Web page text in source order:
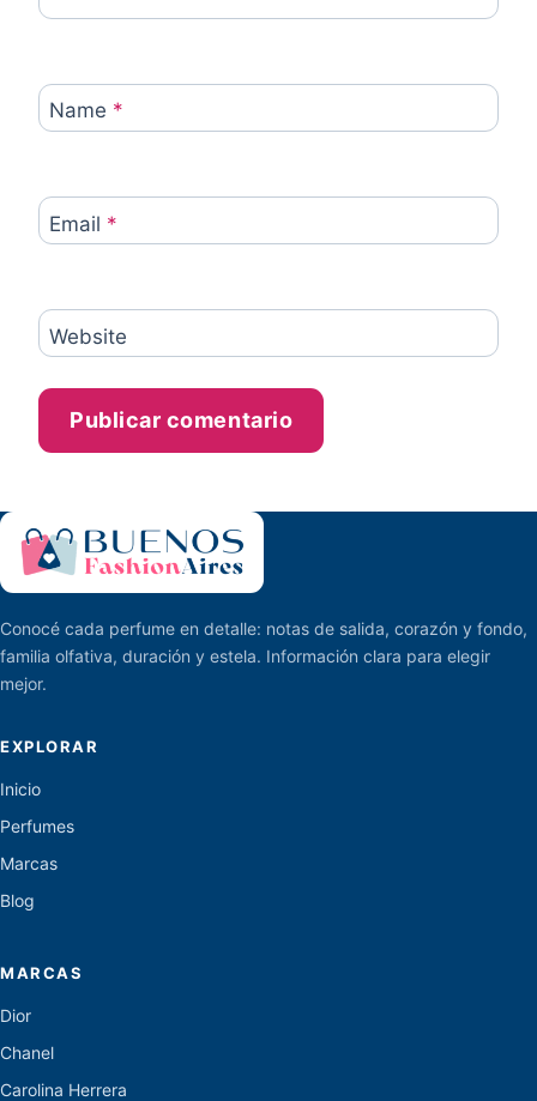
Name *
Email *
Website
Conocé cada perfume en detalle: notas de salida, corazón y fondo,
familia olfativa, duración y estela. Información clara para elegir
mejor.
EXPLORAR
Inicio
Perfumes
Marcas
Blog
MARCAS
Dior
Chanel
Carolina Herrera